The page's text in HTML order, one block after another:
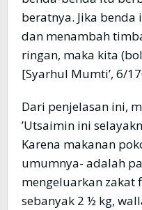
beratnya. Jika
dan menambah
ringan, maka kita
[Syarhul Mumti’, 6/
Dari penjelasan ini,
’Utsaimin ini
Karena makanan
umumnya- adalah
mengeluarkan zakat
sebanyak 2 ½ kg,